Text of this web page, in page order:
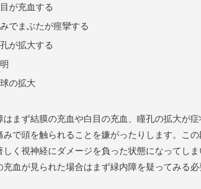
が充血する
でまぶたが痙攣する
が拡大する
の拡大
はまず結膜の充血や白目の充血、瞳孔の拡大が
みで頭を触られることを嫌がったりします。こ
しく視神経にダメージを負った状態になってし
充血が見られた場合はまず緑内障を疑ってみる必